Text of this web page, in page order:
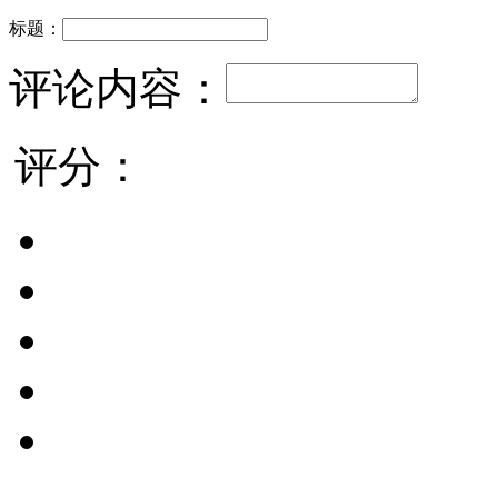
标题：
评论内容：
评分：